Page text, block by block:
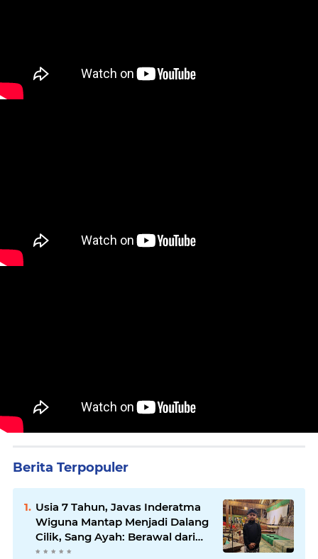
Berita Terpopuler
Usia 7 Tahun, Javas Inderatma
Wiguna Mantap Menjadi Dalang
Cilik, Sang Ayah: Berawal dari
Menonton Wayang di YouTube